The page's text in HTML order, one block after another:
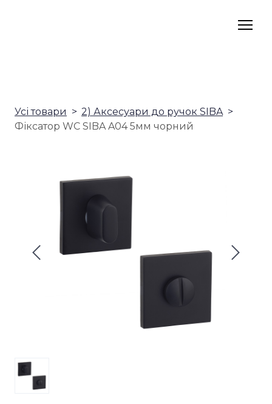
Усі товари
2) Аксесуари до ручок SIBA
Фіксатор WC SIBA A04 5мм чорний